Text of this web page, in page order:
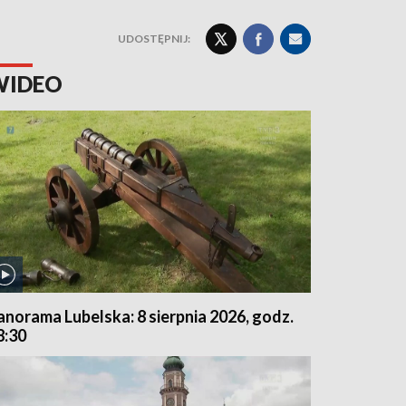
UDOSTĘPNIJ:
Lubelska: 8 sierpnia 2026, godz.